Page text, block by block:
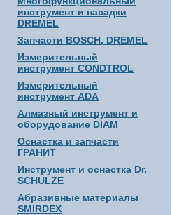
инструмент и насадки
DREMEL
Запчасти BOSCH, DREMEL
Измерительный
инструмент CONDTROL
Измерительный
инструмент ADA
Алмазный инструмент и
оборудование DIAM
Оснастка и запчасти
ГРАНИТ
Инструмент и оснастка Dr.
SCHULZE
Абразивные материалы
SMIRDEX